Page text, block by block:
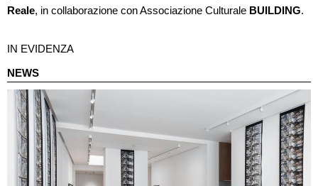
Reale, in collaborazione con Associazione Culturale BUILDING.
IN EVIDENZA
NEWS